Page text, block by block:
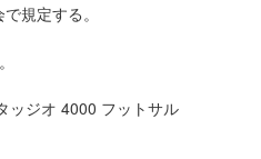
規定する。
ジオ 4000 フットサル